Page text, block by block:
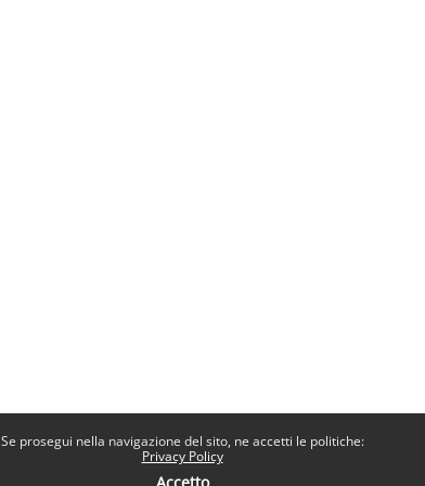
Se prosegui nella navigazione del sito, ne accetti le politiche:
Privacy Policy